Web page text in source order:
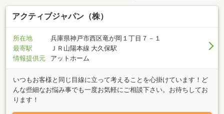
アクティブジャパン（株）
所在地
兵庫県神戸市西区竜が岡１丁目７－１
最寄駅
ＪＲ山陽本線 大久保駅
情報提供元
アットホーム
いつもお客様と同じ目線に立って考えることを心掛けています！ど
んな些細なお悩み事でも一度お気軽にご相談下さい。お待ちしてお
ります！